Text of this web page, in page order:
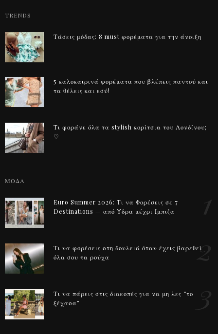
TRENDS
Τάσεις μόδας: 8 must φορέματα για την άνοιξη
5 καλοκαιρινά φορέματα που βλέπεις παντού και
τα θέλεις και εσύ!
Τι φοράνε όλα τα stylish κορίτσια του Λονδίνου;
♡
ΜΟΔΑ
Euro Summer 2026: Τι να Φορέσεις σε 7
Destinations — από Ύδρα μέχρι Ίμπιζα
1
Τι να φορέσεις στη δουλειά όταν έχεις βαρεθεί
όλα σου τα ρούχα
2
Τι να πάρεις στις διακοπές για να μη λες “το
ξέχασα”
3